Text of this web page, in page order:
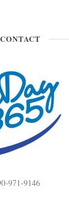
CONTACT
971-9146